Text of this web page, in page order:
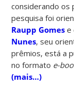
considerando os
pesquisa foi
Raupp Gomes e
Nunes, seu
prêmios, está a
no formato e-
(mais…)